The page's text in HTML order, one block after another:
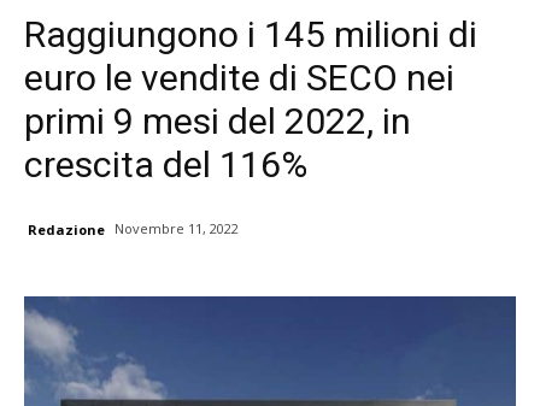
Raggiungono i 145 milioni di
euro le vendite di SECO nei
primi 9 mesi del 2022, in
crescita del 116%
Redazione Novembre 11, 2022